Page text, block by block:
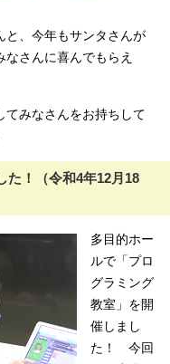
、今年もサンタさんが
さんに喜んでもらえ
てみなさんをお持ちして
た！（令和4年12月18
多目的ホー
ルで「プロ
グラミング
教室」を開
催しまし
た！ 今回